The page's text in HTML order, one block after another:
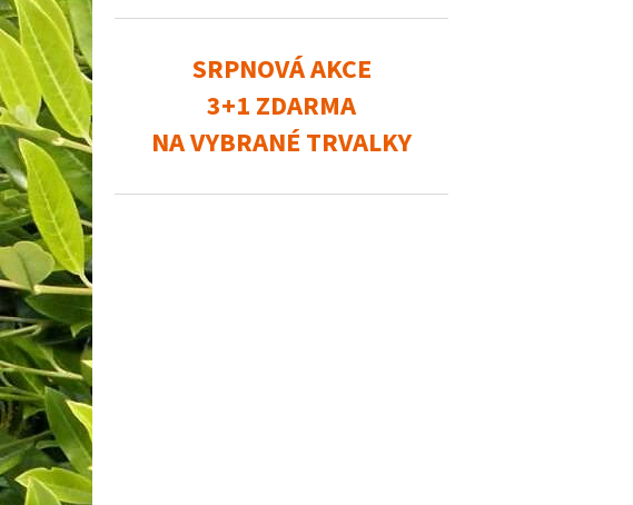
SRPNOVÁ AKCE
3+1 ZDARMA
NA VYBRANÉ TRVALKY